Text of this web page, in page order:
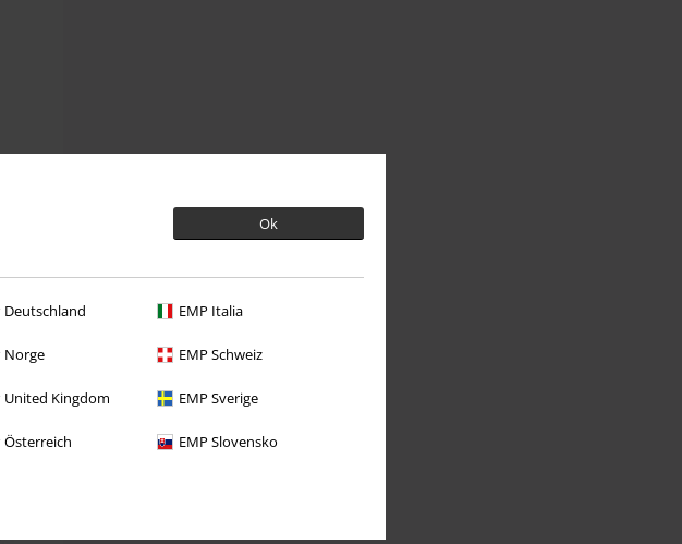
Ok
Deutschland EMP Italia
Norge EMP Schweiz
United Kingdom EMP Sverige
Österreich EMP Slovensko